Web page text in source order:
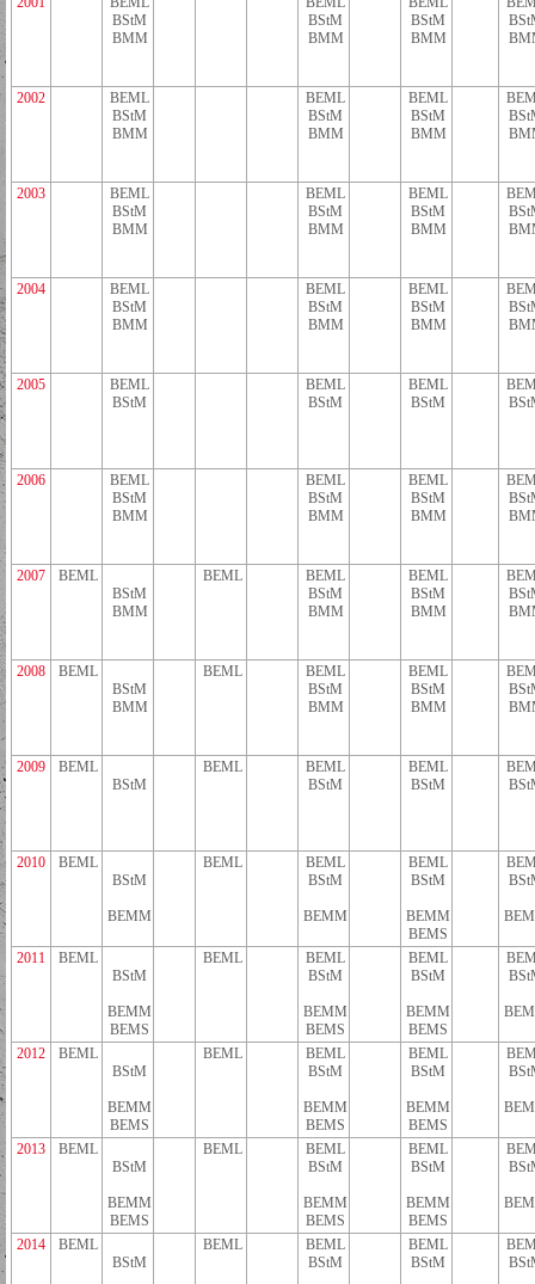
BStM
BMM
BStM
BMM
BStM
BMM
2002
BEML
BStM
BMM
BEML
BStM
BMM
BEML
BStM
BMM
2003
BEML
BStM
BMM
BEML
BStM
BMM
BEML
BStM
BMM
2004
BEML
BStM
BMM
BEML
BStM
BMM
BEML
BStM
BMM
2005
BEML
BStM
BEML
BStM
BEML
BStM
2006
BEML
BStM
BMM
BEML
BStM
BMM
BEML
BStM
BMM
2007
BEML
BStM
BMM
BEML
BEML
BStM
BMM
BEML
BStM
BMM
2008
BEML
BStM
BMM
BEML
BEML
BStM
BMM
BEML
BStM
BMM
2009
BEML
BStM
BEML
BEML
BStM
BEML
BStM
2010
BEML
BStM
BEMM
BEML
BEML
BStM
BEMM
BEML
BStM
BEMM
BEMS
2011
BEML
BStM
BEMM
BEMS
BEML
BEML
BStM
BEMM
BEMS
BEML
BStM
BEMM
BEMS
2012
BEML
BStM
BEMM
BEMS
BEML
BEML
BStM
BEMM
BEMS
BEML
BStM
BEMM
BEMS
2013
BEML
BStM
BEMM
BEMS
BEML
BEML
BStM
BEMM
BEMS
BEML
BStM
BEMM
BEMS
2014 BEML
BStM
BEML
BEML
BStM
BEML
BStM